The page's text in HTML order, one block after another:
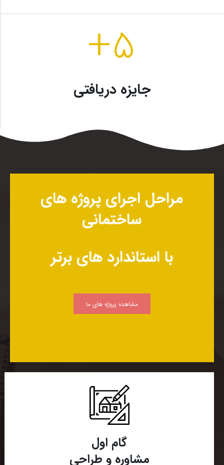
۵+
جایزه دریافتی
مراحل اجرای پروژه های
ساختمانی
با استاندارد های برتر
مشاهده پروژه های ما
گام اول
مشاوره و طراحی